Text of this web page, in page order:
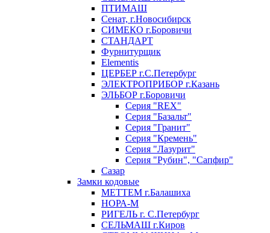
ПТИМАШ
Сенат, г.Новосибирск
СИМЕКО г.Боровичи
СТАНДАРТ
Фурнитурщик
Elementis
ЦЕРБЕР г.С.Петербург
ЭЛЕКТРОПРИБОР г.Казань
ЭЛЬБОР г.Боровичи
Серия "REX"
Серия "Базальт"
Серия "Гранит"
Серия "Кремень"
Серия "Лазурит"
Серия "Рубин", "Сапфир"
Сазар
Замки кодовые
МЕТТЕМ г.Балашиха
НОРА-М
РИГЕЛЬ г. С.Петербург
СЕЛЬМАШ г.Киров